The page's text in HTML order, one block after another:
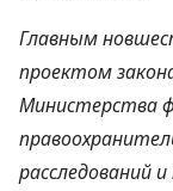
Главным
проектом
Министерства
расследований